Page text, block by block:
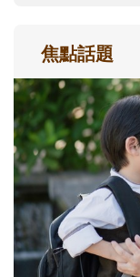
焦點話題
和孩子一起
不同模樣
沒有人天生
次「前所未
大。從給予
主、角色認